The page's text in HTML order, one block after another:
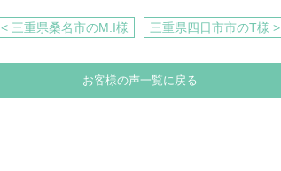
< 三重県桑名市のM.I様 三重県四日市市のT様 >
お客様の声一覧に戻る